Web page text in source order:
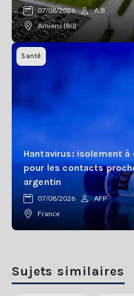
07/08/2026
A.B
Amiens (80)
Santé
Hantavirus: isolement
pour les contacts
argentin
07/08/2026
AFP
France
Sujets similaires